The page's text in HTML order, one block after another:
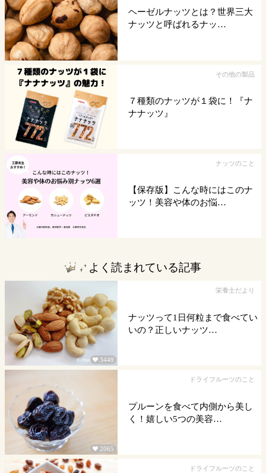
ヘーゼルナッツとは？世界三大
ナッツと呼ばれるナッ…
その他の製品
７種類のナッツが１袋に！『ナ
ナナッツ』
ナッツのこと
【保存版】こんな時にはこのナ
ッツ！美容や体のお悩…
よく読まれている記事
 3449
栄養士だより
ナッツって1日何粒まで食べてい
いの？正しいナッツ…
 2065
ドライフルーツのこと
プルーンを食べて内側から美し
く！嬉しい5つの美容…
ドライフルーツのこと